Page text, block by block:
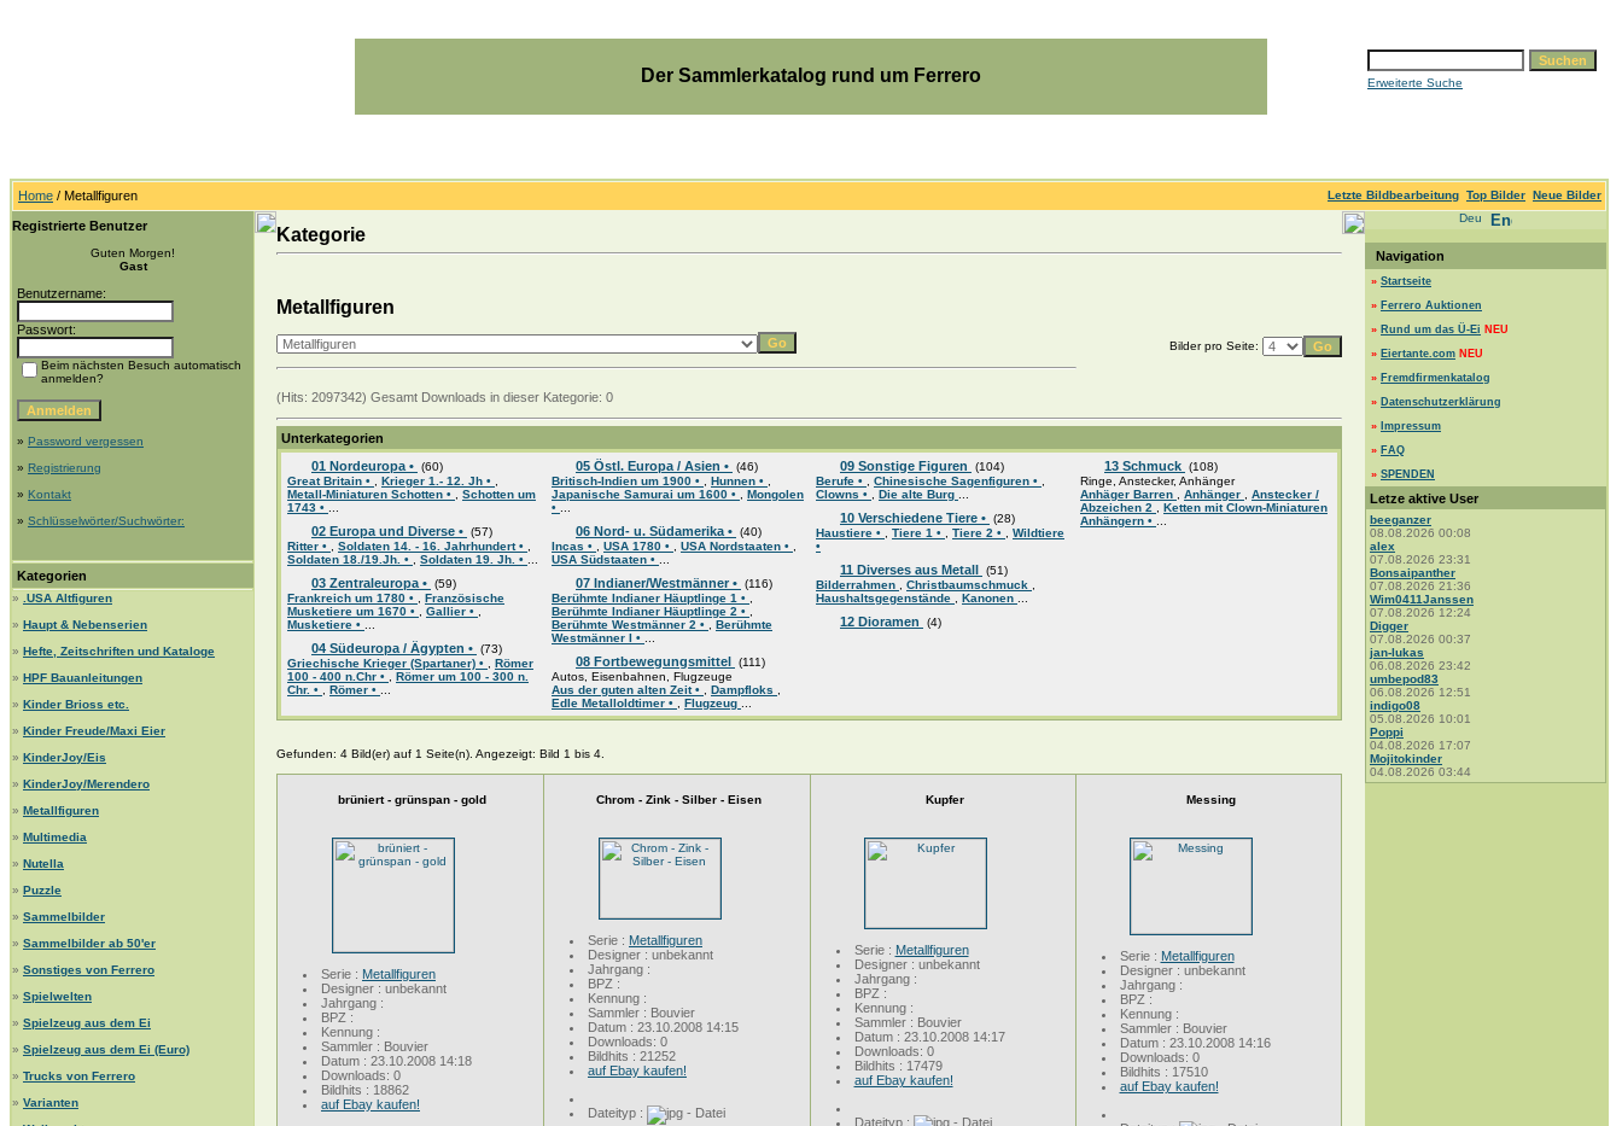
Der Sammlerkatalog rund um Ferrero Erweiterte Suche
Home / Metallfiguren Letzte Bildbearbeitung Top Bilder Neue Bilder
Registrierte Benutzer
Guten Morgen!
Gast
Benutzername:
Passwort:
Beim nächsten Besuch automatisch
anmelden?
» Password vergessen
» Registrierung
» Kontakt
» Schlüsselwörter/Suchwörter:
Kategorien
»
.USA Altfiguren
» Haupt & Nebenserien
» Hefte, Zeitschriften und Kataloge
» HPF Bauanleitungen
» Kinder Brioss etc.
» Kinder Freude/Maxi Eier
» KinderJoy/Eis
» KinderJoy/Merendero
» Metallfiguren
» Multimedia
» Nutella
» Puzzle
» Sammelbilder
» Sammelbilder ab 50'er
» Sonstiges von Ferrero
» Spielwelten
» Spielzeug aus dem Ei
» Spielzeug aus dem Ei (Euro)
» Trucks von Ferrero
» Varianten
Kategorie
Metallfiguren
Bilder pro Seite:
(Hits: 2097342) Gesamt Downloads in dieser Kategorie: 0
Unterkategorien
01 Nordeuropa • (60)
Great Britain •
Krieger 1.- 12. Jh •
Metall-Miniaturen Schotten •
Schotten um
1743 •
02 Europa und Diverse • (57)
Ritter •
Soldaten 14. - 16. Jahrhundert •
Soldaten 18./19.Jh. •
Soldaten 19. Jh. •
03 Zentraleuropa • (59)
Frankreich um 1780 •
Französische
Musketiere um 1670 •
Gallier •
Musketiere •
04 Südeuropa / Ägypten • (73)
Griechische Krieger (Spartaner) •
Römer
100 - 400 n.Chr •
Römer um 100 - 300 n.
Chr. •
Römer •
05 Östl. Europa / Asien • (46)
Britisch-Indien um 1900 •
Hunnen •
Japanische Samurai um 1600 •
Mongolen
•
06 Nord- u. Südamerika • (40)
Incas •
USA 1780 • USA Nordstaaten •
USA Südstaaten •
07 Indianer/Westmänner • (116)
Berühmte Indianer Häuptlinge 1 •
Berühmte Indianer Häuptlinge 2 •
Berühmte Westmänner 2 •
Berühmte
Westmänner I •
08 Fortbewegungsmittel (111)
Autos, Eisenbahnen, Flugzeuge
Aus der guten alten Zeit •
Dampfloks
Edle Metalloldtimer •
Flugzeug
09 Sonstige Figuren
(104)
Berufe •
Chinesische Sagenfiguren •
Clowns •
Die alte Burg
10 Verschiedene Tiere • (28)
Haustiere •
Tiere 1 • Tiere 2 •
Wildtiere
•
11 Diverses aus Metall (51)
Bilderrahmen
Christbaumschmuck
Haushaltsgegenstände
Kanonen
12 Dioramen (4)
13 Schmuck (108)
Ringe, Anstecker, Anhänger
Anhäger Barren
Anhänger
Anstecker /
Abzeichen 2
Ketten mit Clown-Miniaturen
Anhängern •
Gefunden: 4 Bild(er) auf 1 Seite(n). Angezeigt: Bild 1 bis 4.
brüniert - grünspan - gold
Serie : Metallfiguren
Designer : unbekannt
Jahrgang :
BPZ :
Kennung :
Sammler : Bouvier
Datum : 23.10.2008 14:18
Downloads: 0
Bildhits : 18862
auf Ebay kaufen!
Chrom - Zink - Silber - Eisen
Serie : Metallfiguren
Designer : unbekannt
Jahrgang :
BPZ :
Kennung :
Sammler : Bouvier
Datum : 23.10.2008 14:15
Downloads: 0
Bildhits : 21252
auf Ebay kaufen!
Dateityp :
Kupfer
Serie : Metallfiguren
Designer : unbekannt
Jahrgang :
BPZ :
Kennung :
Sammler : Bouvier
Datum : 23.10.2008 14:17
Downloads: 0
Bildhits : 17479
auf Ebay kaufen!
Dateityp :
Messing
Serie : Metallfiguren
Designer : unbekannt
Jahrgang :
BPZ :
Kennung :
Sammler : Bouvier
Datum : 23.10.2008 14:16
Downloads: 0
Bildhits : 17510
auf Ebay kaufen!
Navigation
» Startseite
» Ferrero Auktionen
» Rund um das Ü-Ei NEU
» Eiertante.com NEU
» Fremdfirmenkatalog
» Datenschutzerklärung
» Impressum
» FAQ
» SPENDEN
Letze aktive User
beeganzer
08.08.2026 00:08
alex
07.08.2026 23:31
Bonsaipanther
07.08.2026 21:36
Wim0411Janssen
07.08.2026 12:24
Digger
07.08.2026 00:37
jan-lukas
06.08.2026 23:42
umbepod83
06.08.2026 12:51
indigo08
05.08.2026 10:01
Poppi
04.08.2026 17:07
Mojitokinder
04.08.2026 03:44